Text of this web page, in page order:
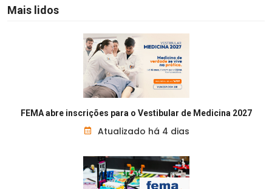
Mais lidos
FEMA abre inscrições para o Vestibular de Medicina 2027
Atualizado há 4 dias